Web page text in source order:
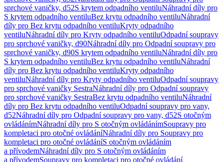
sprchové vaničky, d52S krytem odpadního ventiluNáhradní díly pro
S krytem odpadního ventiluBez krytu odpadního ventiluNáhradní
díly pro Bez krytu odpadního ventiluKryty odpadního
ventiluNáhradní díly pro Kryty odpadního ventiluOdpadní soupravy
pro sprchové vaničky, d90Náhradní díly pro Odpadní soupravy pro
sprchové vaničky, d90S krytem odpadního ventiluNáhradní díly pro
S krytem odpadního ventiluBez krytu odpadního ventiluNáhradní
díly pro Bez krytu odpadního ventiluKryty odpadního
ventiluNáhradní díly pro Kryty odpadního ventiluOdpadní soupravy
pro sprchové vaničky SestraNáhradní díly pro Odpadní soupravy
pro sprchové vaničky SestraBez krytu odpadního ventiluNáhradní
díly pro Bez krytu odpadního ventiluOdpadní soupravy pro vany,
d52Náhradní díly pro Odpadní soupravy pro vany, d52S otočným
ovládánímNáhradní díly pro S otočným ovládánímSoupravy pro
kompletaci pro otočné ovládáníNáhradní díly pro Soupravy pro
kompletaci pro otočné ovládáníS otočným ovládáním
a přívodemNáhradní díly pro S otočným ovládáním
a přívodemSoupravy pro kompletaci pro otočné ovládání